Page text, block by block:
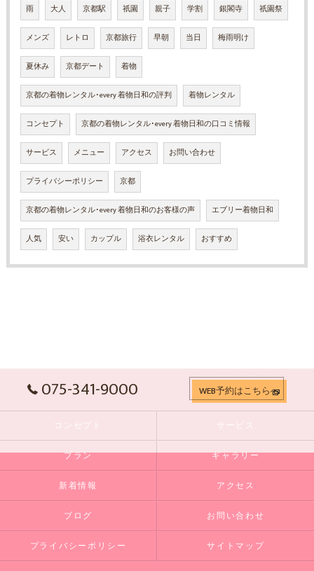
雨 大人 京都駅 祇園 親子 学割 銀閣寺 祇園祭
メンズ レトロ 京都旅行 早朝 当日 梅雨明け
夏休み 京都デート 着物
京都の着物レンタル･every 着物日和の評判 着物レンタル
コンセプト 京都の着物レンタル･every 着物日和の口コミ情報
サービス メニュー アクセス お問い合わせ
プライバシーポリシー 京都
京都の着物レンタル･every 着物日和のお客様の声 エブリー着物日和
人気 安い カップル 浴衣レンタル おすすめ
075-341-9000 WEB予約はこちらへ
コンセプト サービス
プラン ギャラリー
新着情報 アクセス
ブログ お問い合わせ
プライバシーポリシー サイトマップ